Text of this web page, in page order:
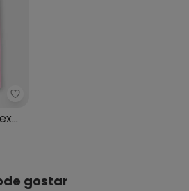
Up Baby - Calça Infantil Unissex
gostar